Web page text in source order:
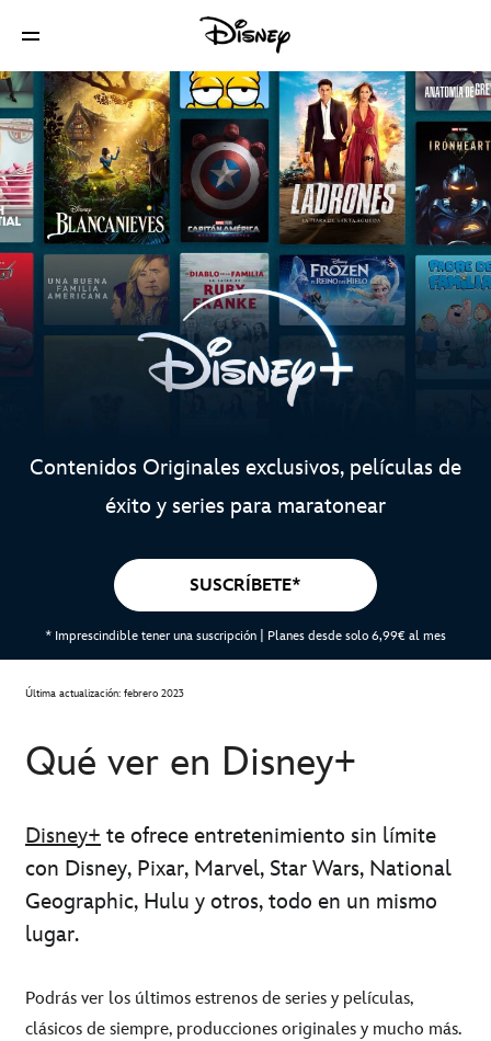
Contenidos Originales exclusivos, películas de
éxito y series para maratonear
SUSCRÍBETE*
* Imprescindible tener una suscripción | Planes desde solo 6,99€ al mes
Última actualización: febrero 2023
Qué ver en Disney+
Disney+ te ofrece entretenimiento sin límite
con Disney, Pixar, Marvel, Star Wars, National
Geographic, Hulu y otros, todo en un mismo
lugar.
Podrás ver los últimos estrenos de series y películas,
clásicos de siempre, producciones originales y mucho más.